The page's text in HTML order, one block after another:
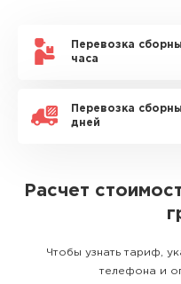
Перевозка
часа
Перевозка
дней
Расчет
Чтобы узнать тариф,
телефона и